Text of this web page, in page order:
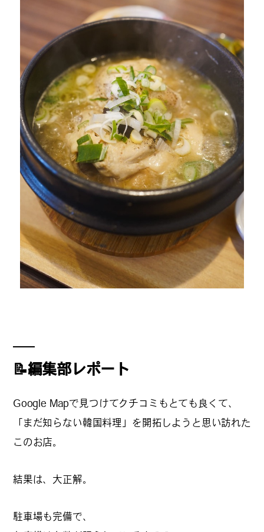
FOLLOW US
公式SNSはこちら
Instagra
m
Threads
カルチャーマガジン「LAND」編集部と一緒に、いつも
ター」を募集中！公式LINEで編集部と直接チャットで
い内容など何でも話そう。
📝編集部レポート
Google Mapで見つけてクチコミもとても良くて、
「まだ知らない韓国料理」を開拓しようと思い訪れた
このお店。
結果は、大正解。
駐車場も完備で、